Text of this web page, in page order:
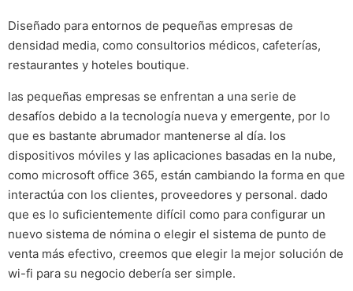
Diseñado para entornos de pequeñas empresas de
densidad media, como consultorios médicos, cafeterías,
restaurantes y hoteles boutique.
las pequeñas empresas se enfrentan a una serie de
desafíos debido a la tecnología nueva y emergente, por lo
que es bastante abrumador mantenerse al día. los
dispositivos móviles y las aplicaciones basadas en la nube,
como microsoft office 365, están cambiando la forma en que
interactúa con los clientes, proveedores y personal. dado
que es lo suficientemente difícil como para configurar un
nuevo sistema de nómina o elegir el sistema de punto de
venta más efectivo, creemos que elegir la mejor solución de
wi-fi para su negocio debería ser simple.